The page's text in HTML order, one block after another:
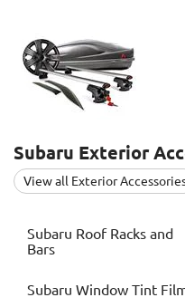
Subaru Exterior
View all Exterior
Subaru Roof Racks and
Bars
Subaru Window Tint